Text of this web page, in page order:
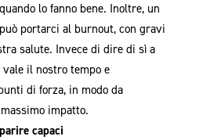
lo fanno bene. Inoltre, un
portarci al burnout, con gravi
salute. Invece di dire di sì a
il nostro tempo e
di forza, in modo da
impatto.
capaci